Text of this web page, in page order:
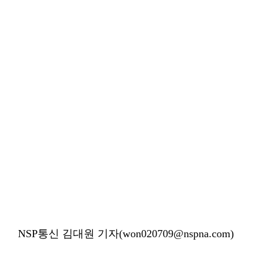
NSP통신 김대원 기자(won020709@nspna.com)